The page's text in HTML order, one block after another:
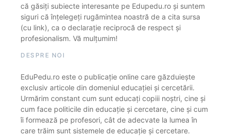
că găsiți subiecte interesante pe Edupedu.ro și suntem
siguri că înțelegeți rugămintea noastră de a cita sursa
(cu link), ca o declarație reciprocă de respect și
profesionalism. Vă mulțumim!
DESPRE NOI
EduPedu.ro este o publicație online care găzduiește
exclusiv articole din domeniul educației și cercetării.
Urmărim constant cum sunt educați copiii noștri, cine și
cum face politicile din educație și cercetare, cine și cum
îi formează pe profesori, cât de adecvate la lumea în
care trăim sunt sistemele de educație și cercetare.